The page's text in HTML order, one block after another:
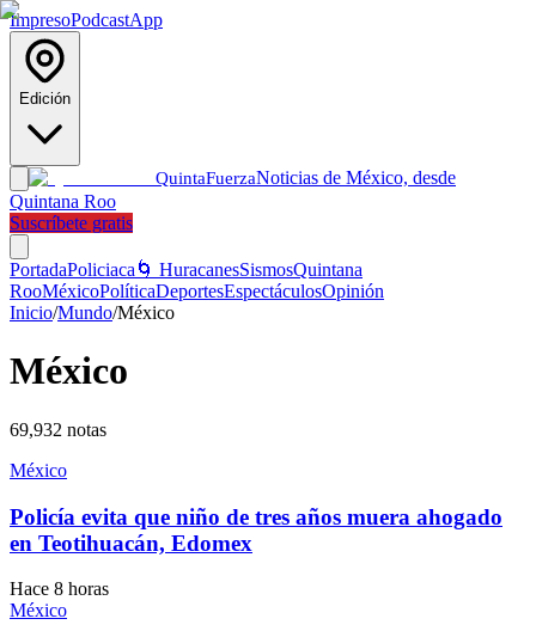
ImpresoPodcastApp
Edición
QuintaFuerzaNoticias de México, desde
Quintana Roo
Suscríbete gratis
PortadaPoliciaca 🌀 HuracanesSismosQuintana
RooMéxicoPolíticaDeportesEspectáculosOpinión
Inicio/Mundo/México
México
69,932 notas
México
Policía evita que niño de tres años muera ahogado
en Teotihuacán, Edomex
Hace 8 horas
México